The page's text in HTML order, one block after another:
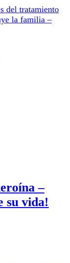
del tratamiento
la familia –
–
su vida!